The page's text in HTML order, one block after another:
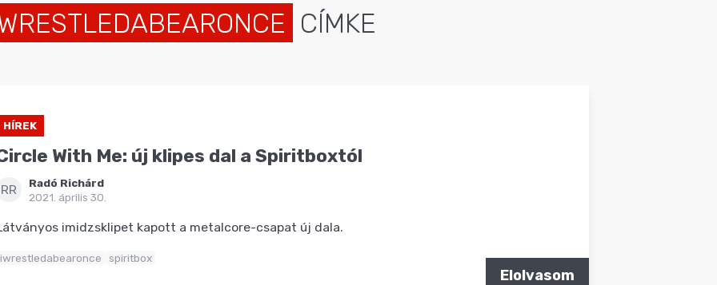
CÍMKE
HÍREK
With Me: új klipes dal a Spiritboxtól
RR
Radó Richárd
2021. április 30.
imidzsklipet kapott a metalcore-csapat új dala.
iwrestledabearonce spiritbox
Elolvasom